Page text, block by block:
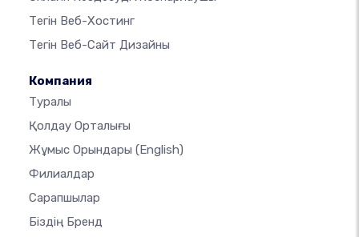
Тегін Веб-Хостинг
Тегін Веб-Сайт Дизайны
Компания
Туралы
Қолдау Орталығы
Жұмыс Орындары (English)
Филиалдар
Сарапшылар
Біздің Бренд